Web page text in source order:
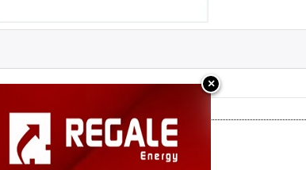
×